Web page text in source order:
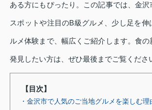
ある方にもぴったり。この記事では、金沢
スポットや注目のB級グルメ、少し足を伸
ルメ体験まで、幅広くご紹介します。食
発見したい方は、ぜひ最後までご覧くださ
【目次】
・金沢市で人気のご当地グルメを楽しむ理